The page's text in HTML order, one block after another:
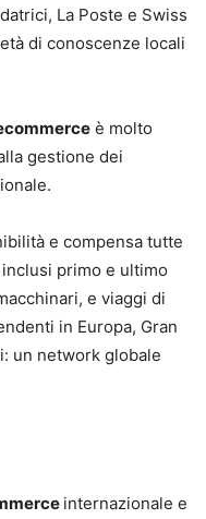
La Poste e Swiss
di conoscenze locali
è molto
gestione dei
e compensa tutte
primo e ultimo
e viaggi di
in Europa, Gran
un network globale
internazionale e